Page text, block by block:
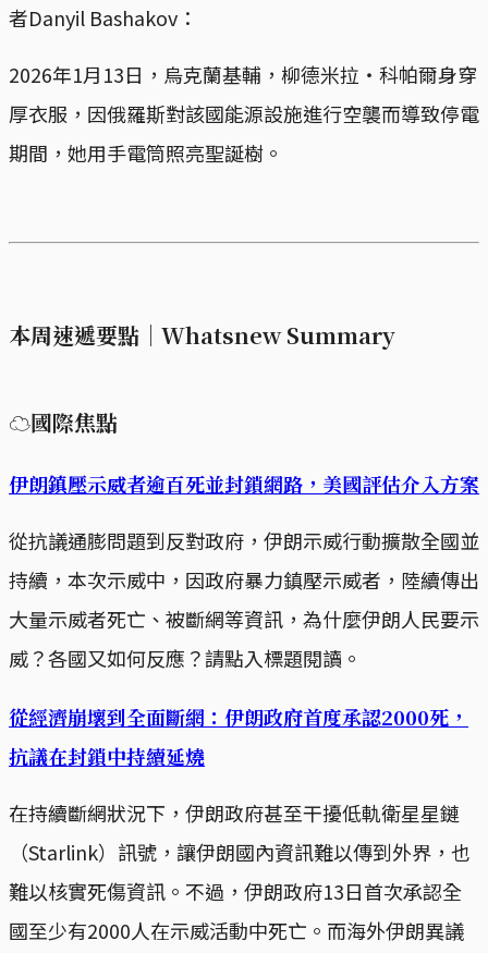
者Danyil Bashakov：
2026年1月13日，烏克蘭基輔，柳德米拉‧科帕爾身穿
厚衣服，因俄羅斯對該國能源設施進行空襲而導致停電
期間，她用手電筒照亮聖誕樹。
本周速遞要點｜Whatsnew Summary
☁國際焦點
伊朗鎮壓示威者逾百死並封鎖網路，美國評估介入方案
從抗議通膨問題到反對政府，伊朗示威行動擴散全國並
持續，本次示威中，因政府暴力鎮壓示威者，陸續傳出
大量示威者死亡、被斷網等資訊，為什麼伊朗人民要示
威？各國又如何反應？請點入標題閱讀。
從經濟崩壞到全面斷網：伊朗政府首度承認2000死，
抗議在封鎖中持續延燒
在持續斷網狀況下，伊朗政府甚至干擾低軌衛星星鏈
（Starlink）訊號，讓伊朗國內資訊難以傳到外界，也
難以核實死傷資訊。不過，伊朗政府13日首次承認全
國至少有2000人在示威活動中死亡。而海外伊朗異議